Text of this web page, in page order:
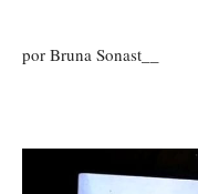
por Bruna Sonast__